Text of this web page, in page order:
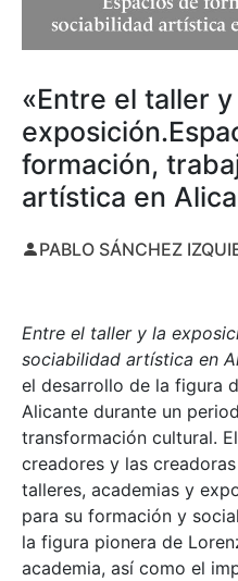
«Entre el taller y
formación,
artística en
PABLO SÁNCHEZ
Entre el taller y la
sociabilidad artística en
el desarrollo de la figura
Alicante durante un
transformación cultural.
creadores y las
talleres, academias y
para su formación y
la figura pionera de
academia, así como el